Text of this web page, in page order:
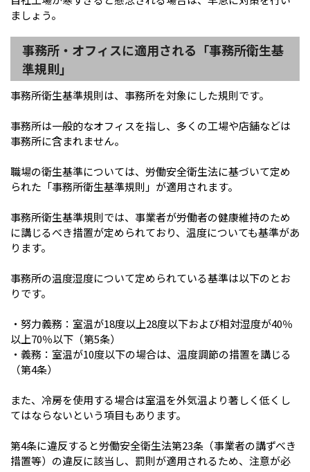
ましょう。
事務所・オフィスに適用される「事務所衛生基
準規則」
事務所衛生基準規則は、事務所を対象にした規則です。
事務所は一般的なオフィスを指し、多くの工場や店舗などは
事務所に含まれません。
職場の衛生基準については、労働安全衛生法に基づいて定め
られた「事務所衛生基準規則」が適用されます。
事務所衛生基準規則では、事業者が労働者の健康維持のため
に講じるべき措置が定められており、温度についても基準があ
ります。
事務所の温度湿度について定められている基準は以下のとお
りです。
・努力義務：室温が18度以上28度以下および相対湿度が40％
以上70％以下（第5条）
・義務：室温が10度以下の場合は、温度調節の措置を講じる
（第4条）
また、冷房を使用する場合は室温を外気温より著しく低くし
てはならないという項目もあります。
第4条に違反すると労働安全衛生法第23条（事業者の講ずべき
措置等）の違反に該当し、罰則が適用されるため、注意が必